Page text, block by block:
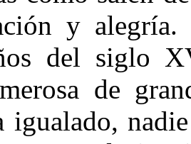
y
del siglo
de
igualado,